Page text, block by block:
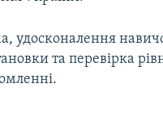
удосконалення
та перевірка